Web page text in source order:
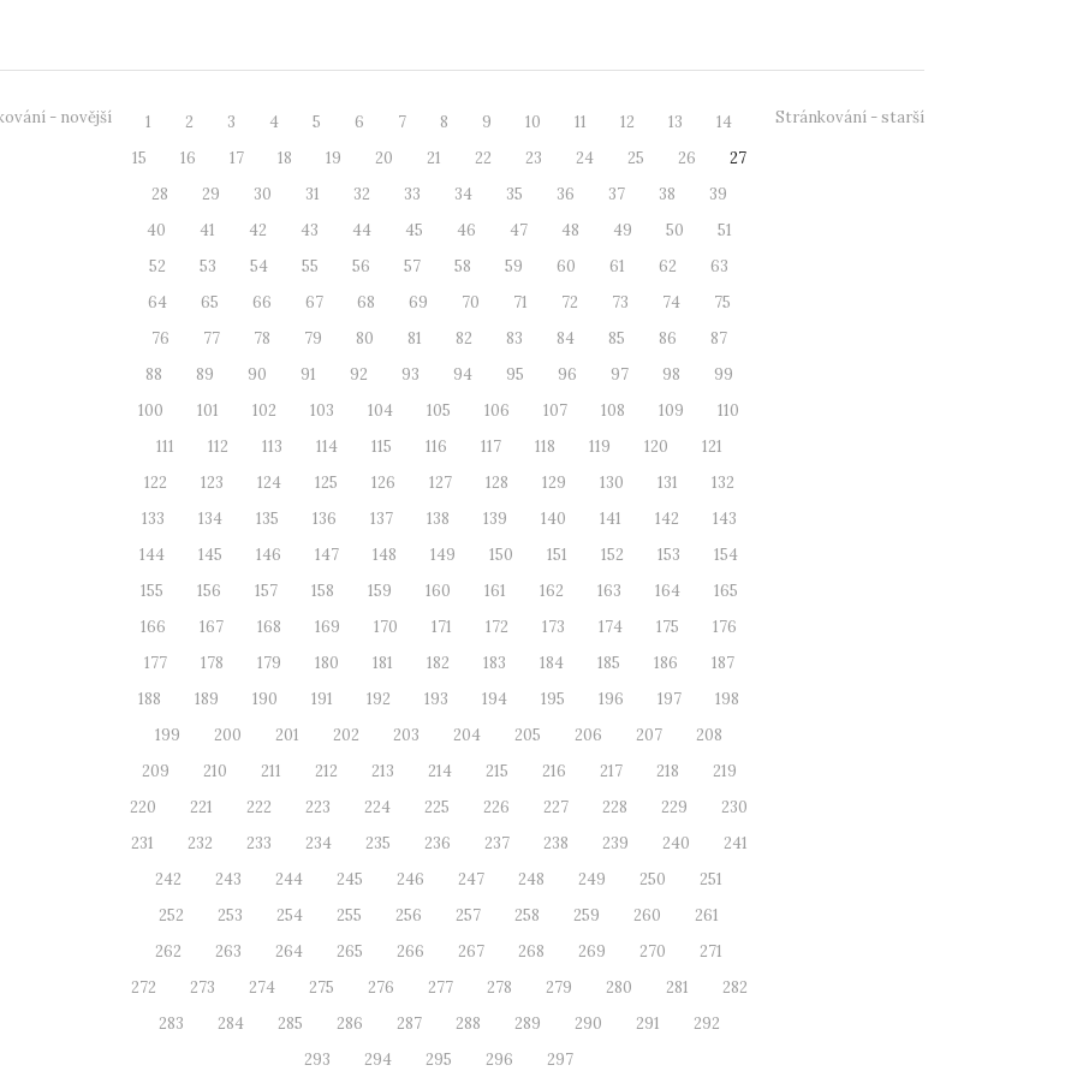
- novější 1 2 3 4 5 6 7 8 9 10 11 12 13
14
15
16 17 18 19 20 21 22 23 24 25 26
27
28
29 30 31 32 33 34 35 36 37 38
39
40
41 42 43 44 45 46 47 48 49 50
51
52
53 54 55 56 57 58 59 60 61 62
63
64
65 66 67 68 69 70 71 72 73 74
75
76
77 78 79 80 81 82 83 84 85 86
87
88
89 90 91 92 93 94 95 96 97 98
99
100
101 102 103 104 105 106 107 108 109
110
111
112 113 114 115 116 117 118 119 120
121
122
123 124 125 126 127 128 129 130 131
132
133
134 135 136 137 138 139 140 141 142
143
144
145 146 147 148 149 150 151 152 153
154
155
156 157 158 159 160 161 162 163 164
165
166
167 168 169 170 171 172 173 174 175
176
177
178 179 180 181 182 183 184 185 186
187
188
189 190 191 192 193 194 195 196 197
198
199
200 201 202 203 204 205 206 207
208
209
210 211 212 213 214 215 216 217 218
219
220
221 222 223 224 225 226 227 228 229
230
231
232 233 234 235 236 237 238 239 240
241
242
243 244 245 246 247 248 249 250
251
252
253 254 255 256 257 258 259 260
261
262
263 264 265 266 267 268 269 270
271
272
273 274 275 276 277 278 279 280 281
282
283
284 285 286 287 288 289 290 291
292
293
294 295 296 297
Stránkování - starší